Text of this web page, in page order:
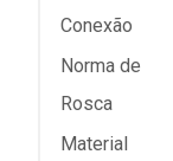
Conexão
Norma de
Rosca
Material